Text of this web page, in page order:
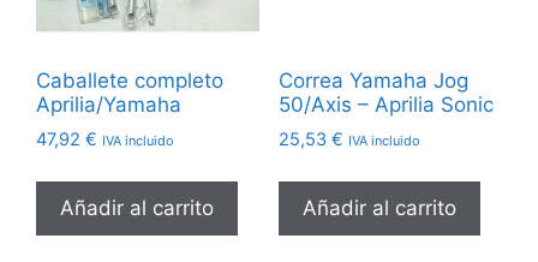
Caballete completo
Aprilia/Yamaha
47,92 € IVA incluido
Añadir al carrito
Correa Yamaha Jog
50/Axis – Aprilia Sonic
25,53 € IVA incluido
Añadir al carrito